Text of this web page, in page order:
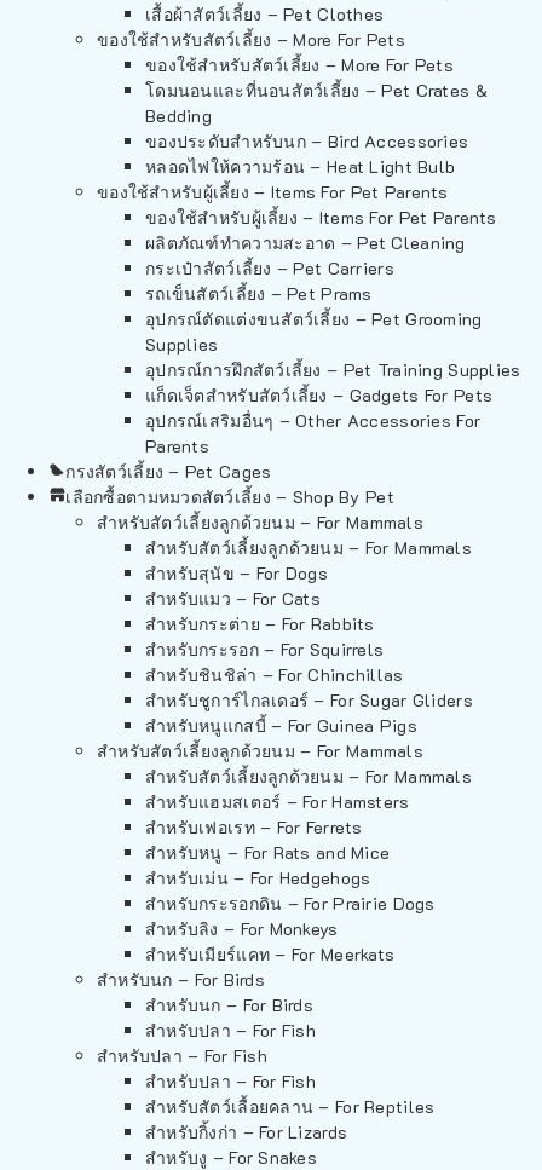
เสื้อผ้าสัตว์เลี้ยง – Pet Clothes
ของใช้สำหรับสัตว์เลี้ยง – More For Pets
ของใช้สำหรับสัตว์เลี้ยง – More For Pets
โดมนอนและที่นอนสัตว์เลี้ยง – Pet Crates &
Bedding
ของประดับสำหรับนก – Bird Accessories
หลอดไฟให้ความร้อน – Heat Light Bulb
ของใช้สำหรับผู้เลี้ยง – Items For Pet Parents
ของใช้สำหรับผู้เลี้ยง – Items For Pet Parents
ผลิตภัณฑ์ทำความสะอาด – Pet Cleaning
กระเป๋าสัตว์เลี้ยง – Pet Carriers
รถเข็นสัตว์เลี้ยง – Pet Prams
อุปกรณ์ตัดแต่งขนสัตว์เลี้ยง – Pet Grooming
Supplies
อุปกรณ์การฝึกสัตว์เลี้ยง – Pet Training Supplies
แก็ดเจ็ตสำหรับสัตว์เลี้ยง – Gadgets For Pets
อุปกรณ์เสริมอื่นๆ – Other Accessories For
Parents
กรงสัตว์เลี้ยง – Pet Cages
เลือกซื้อตามหมวดสัตว์เลี้ยง – Shop By Pet
สำหรับสัตว์เลี้ยงลูกด้วยนม – For Mammals
สำหรับสัตว์เลี้ยงลูกด้วยนม – For Mammals
สำหรับสุนัข – For Dogs
สำหรับแมว – For Cats
สำหรับกระต่าย – For Rabbits
สำหรับกระรอก – For Squirrels
สำหรับชินชิล่า – For Chinchillas
สำหรับชูการ์ไกลเดอร์ – For Sugar Gliders
สำหรับหนูแกสบี้ – For Guinea Pigs
สำหรับสัตว์เลี้ยงลูกด้วยนม – For Mammals
สำหรับสัตว์เลี้ยงลูกด้วยนม – For Mammals
สำหรับแฮมสเตอร์ – For Hamsters
สำหรับเฟอเรท – For Ferrets
สำหรับหนู – For Rats and Mice
สำหรับเม่น – For Hedgehogs
สำหรับกระรอกดิน – For Prairie Dogs
สำหรับลิง – For Monkeys
สำหรับเมียร์แคท – For Meerkats
สำหรับนก – For Birds
สำหรับนก – For Birds
สำหรับปลา – For Fish
สำหรับปลา – For Fish
สำหรับปลา – For Fish
สำหรับสัตว์เลื้อยคลาน – For Reptiles
สำหรับกิ้งก่า – For Lizards
สำหรับงู – For Snakes